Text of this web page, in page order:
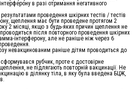
в разі отримання негативного
проведення шкірних тестів / тестів
щеплення має бути проведене протягом 2
2 місяці, якщо з будь-яких причин щеплення не
після повторного проведення шкірних
інтерферону, але не раніше ніж через 6
невакцинованим раніше дітям проводиться до
рубчик, проте є достовірне
не підлягають повторній вакцинації. Не
в ділянку тіла, в яку була введена БЦЖ,